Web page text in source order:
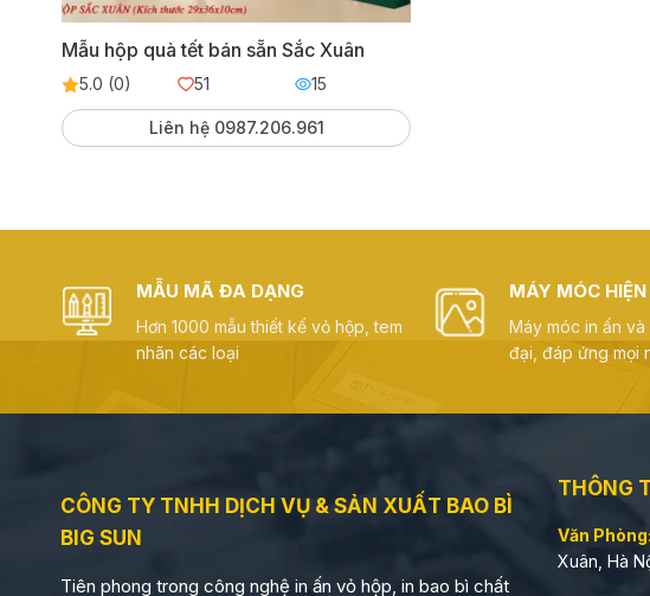
Mẫu hộp quà tết bán sẵn Sắc Xuân
5.0 (0) 51 15
Liên hệ 0987.206.961
MẪU MÃ ĐA DẠNG
Hơn 1000 mẫu thiết kế vỏ hộp, tem
nhãn các loại
MÁY MÓC
Máy móc in ấn
đại, đáp ứng mọi
CÔNG TY TNHH DỊCH VỤ & SẢN XUẤT BAO BÌ
BIG SUN
Tiên phong trong công nghệ in ấn vỏ hộp, in bao bì chất
THÔNG
Văn Phòng:
Xuân, Hà